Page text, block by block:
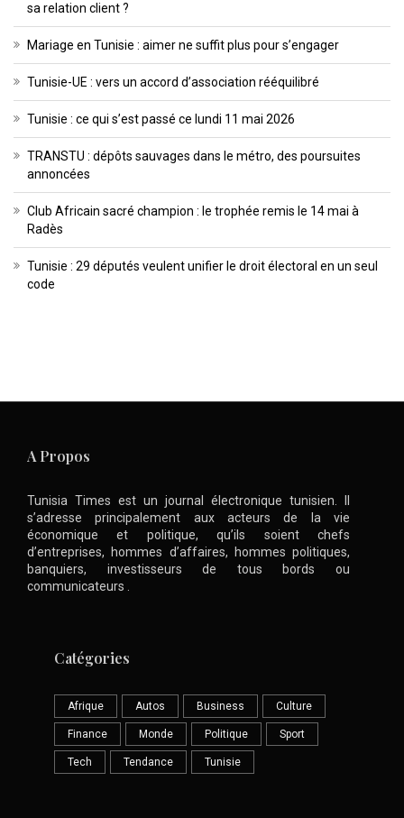
sa relation client ?
Mariage en Tunisie : aimer ne suffit plus pour s’engager
Tunisie-UE : vers un accord d’association rééquilibré
Tunisie : ce qui s’est passé ce lundi 11 mai 2026
TRANSTU : dépôts sauvages dans le métro, des poursuites
annoncées
Club Africain sacré champion : le trophée remis le 14 mai à
Radès
Tunisie : 29 députés veulent unifier le droit électoral en un seul
code
A Propos
Tunisia Times est un journal électronique tunisien. Il
s’adresse principalement aux acteurs de la vie
économique et politique, qu’ils soient chefs
d’entreprises, hommes d’affaires, hommes politiques,
banquiers, investisseurs de tous bords ou
communicateurs .
Catégories
Afrique Autos Business Culture
Finance Monde Politique Sport
Tech Tendance Tunisie